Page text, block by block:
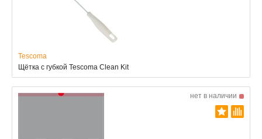
Tescoma
Щётка с губкой Tescoma Clean Kit
нет в наличии